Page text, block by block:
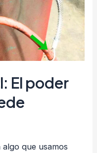
El poder
que usamos